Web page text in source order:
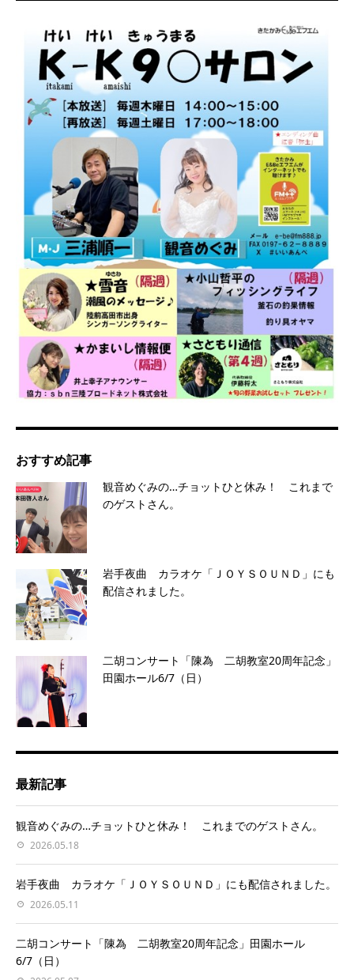
おすすめ記事
観音めぐみの…チョットひと休み！ これまで
のゲストさん。
岩手夜曲 カラオケ「ＪＯＹＳＯＵＮＤ」にも
配信されました。
二胡コンサート「陳為 二胡教室20周年記念」
田園ホール6/7（日）
最新記事
観音めぐみの…チョットひと休み！ これまでのゲストさん。
2026.05.18
岩手夜曲 カラオケ「ＪＯＹＳＯＵＮＤ」にも配信されました。
2026.05.11
二胡コンサート「陳為 二胡教室20周年記念」田園ホール
6/7（日）